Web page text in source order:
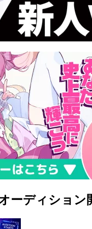
ーディション